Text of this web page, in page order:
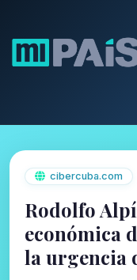
cibercuba.com
Rodolfo
económica
la urgencia